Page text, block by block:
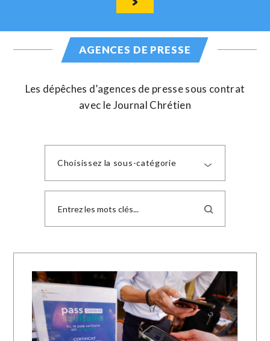
AGENCES DE PRESSE
Les dépêches d’agences de presse sous contrat
avec le Journal Chrétien
Choisissez la sous-catégorie